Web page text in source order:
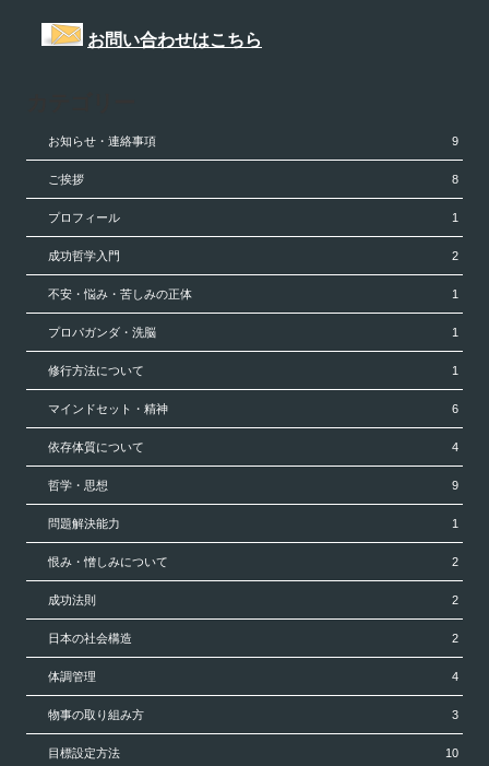
お問い合わせはこちら
お知らせ・連絡事項 9
ご挨拶 8
プロフィール 1
成功哲学入門 2
不安・悩み・苦しみの正体 1
プロパガンダ・洗脳 1
修行方法について 1
マインドセット・精神 6
依存体質について 4
哲学・思想 9
問題解決能力 1
恨み・憎しみについて 2
成功法則 2
日本の社会構造 2
体調管理 4
物事の取り組み方 3
目標設定方法 10